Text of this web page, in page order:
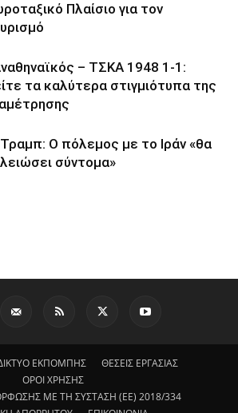
Πλαίσιο για τον
– ΤΣΚΑ 1948 1-1:
τα καλύτερα στιγμιότυπα της
Ο πόλεμος με το Ιράν «θα
σύντομα»
ΕΚΠΟΜΠΗΣ
ΘΕΣΕΙΣ ΕΡΓΑΣΙΑΣ
ΟΡΟΙ ΧΡΗΣΗΣ
ΜΕ ΤΗ ΣΥΣΤΑΣΗ (ΕΕ) 2018/334